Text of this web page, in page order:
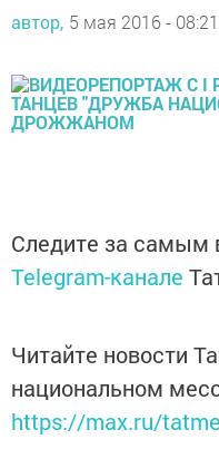
автор, 5 мая 2016 - 08:21
Следите за
Telegram-канале
Читайте новости
национальном
https://max.ru/